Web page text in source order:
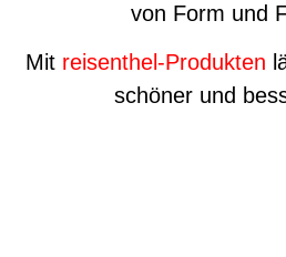
von Form und
Mit reisenthel-Produkten
schöner und